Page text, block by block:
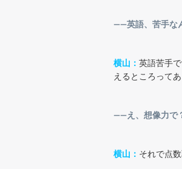
――英語、苦手な
横山： 英語苦手
えるところって
――え、想像力で
横山： それで点